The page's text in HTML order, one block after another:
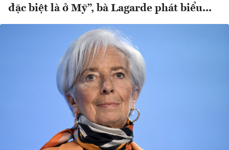
đặc biệt là ở Mỹ”, bà Lagarde phát biểu...